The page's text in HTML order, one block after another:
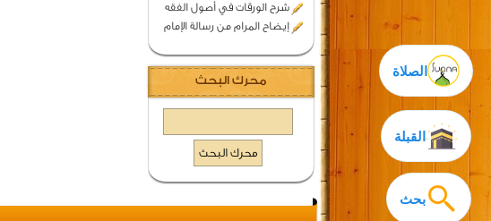
بحث
الصلاة
شرح الورقات في أصول الفقه
إيضاح المرام من رسالة الإمام
محرك البحث
القبلة